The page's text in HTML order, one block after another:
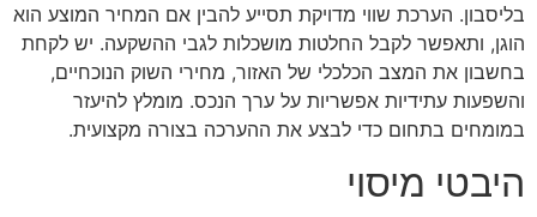
בליסבון. הערכת שווי מדויקת תסייע להבין אם המחיר המוצע הוא
הוגן, ותאפשר לקבל החלטות מושכלות לגבי ההשקעה. יש לקחת
בחשבון את המצב הכלכלי של האזור, מחירי השוק הנוכחיים,
והשפעות עתידיות אפשריות על ערך הנכס. מומלץ להיעזר
במומחים בתחום כדי לבצע את ההערכה בצורה מקצועית.
היבטי מיסוי